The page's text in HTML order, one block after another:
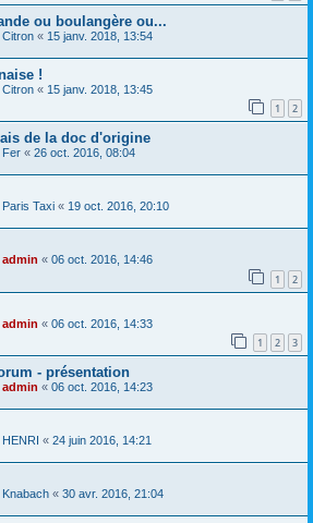
ou boulangère ou...
Citron « 15 janv. 2018, 13:54
!
Citron « 15 janv. 2018, 13:45
1 2
de la doc d'origine
Fer « 26 oct. 2016, 08:04
Paris Taxi « 19 oct. 2016, 20:10
admin « 06 oct. 2016, 14:46
1 2
admin « 06 oct. 2016, 14:33
1 2 3
- présentation
admin « 06 oct. 2016, 14:23
HENRI « 24 juin 2016, 14:21
Knabach « 30 avr. 2016, 21:04